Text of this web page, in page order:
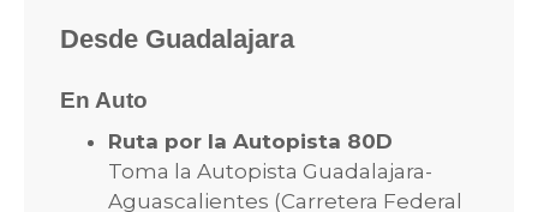
Desde Guadalajara
En Auto
Ruta por la Autopista 80D
Toma la Autopista Guadalajara-
Aguascalientes (Carretera Federal